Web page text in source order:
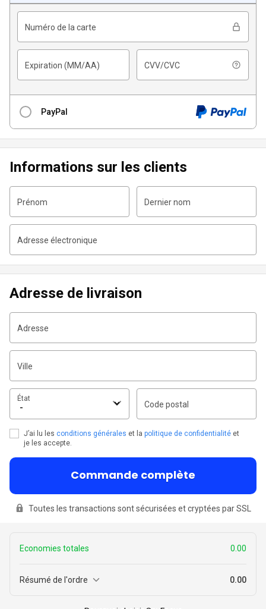
Informations sur les clients
Prénom Dernier nom
Adresse électronique
Adresse de livraison
Adresse
Ville
État
Code postal
Numéro de la carte
Expiration (MM/AA) CVV/CVC
PayPal
pour terminer votre transaction.
J’ai lu les conditions générales et la politique de confidentialité et
je les accepte.
Commande complète
Toutes les transactions sont sécurisées et cryptées par SSL
Economies totales 0.00
Résumé de l'ordre 0.00